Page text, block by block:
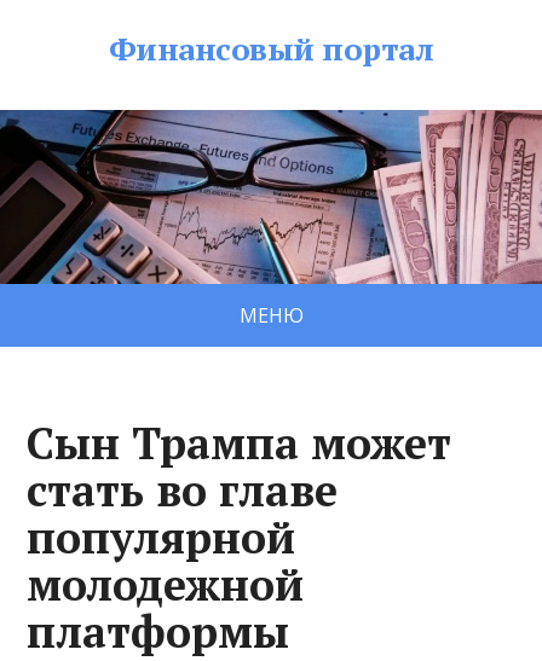
Финансовый портал
МЕНЮ
Сын Трампа может
стать во главе
популярной
молодежной
платформы